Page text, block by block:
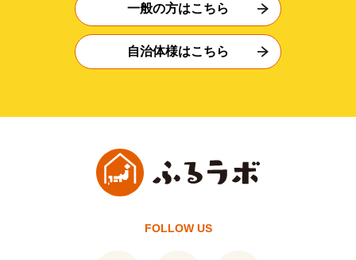
一般の方はこちら
自治体様はこちら
FOLLOW US